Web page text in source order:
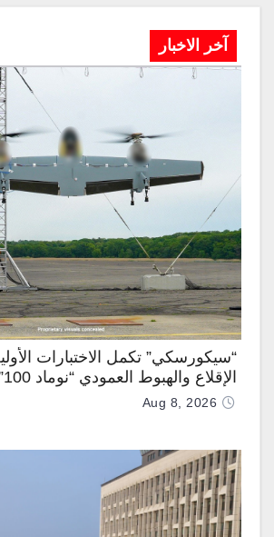
آخر الاخبار
“سيكورسكي” تكمل الاختبارات
الإقلاع والهبوط العمودي “نوماد 100”
Aug 8, 2026